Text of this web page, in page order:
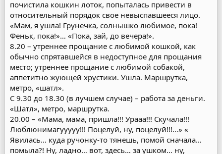
почистила кошкин лоток, попыталась привести в
относительный порядок свое невыспавшееся лицо.
«Мам, я ушла! Грунечка, солнышко любимое, пока!
Феньк, пока!»… «Пока, зай, до вечера!».
8.20 – утреннее прощание с любимой кошкой, как
обычно спрятавшейся в недоступное для прощания
место; утреннее прощание с любимой собакой,
аппетитно жующей хрустики. Ушла. Маршрутка,
метро, «шатл».
С 9.30 до 18.30 (в лучшем случае) – работа за деньги.
«Шатл», метро, маршрутка.
20.00 – «Мама, мама, пришла!!! Урааа!!! Скучала!!!
Люблюнимагууууу!!! Поцелуй, ну, поцелуй!!!…» «
Явилась… куда ручонку-то тянешь, помой сначала…
помыла?! Ну, ладно… вот, здесь… за ушком… ну,